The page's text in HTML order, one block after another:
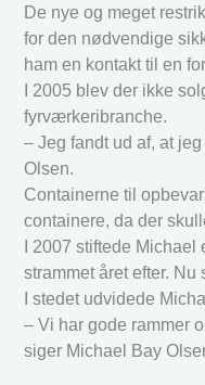
De nye og meget
for den nødvendige
ham en kontakt til en
I 2005 blev der ikke
fyrværkeribranche.
– Jeg fandt ud af, at
Olsen.
Containerne til
containere, da der
I 2007 stiftede
strammet året efter.
I stedet udvidede
– Vi har gode rammer
siger Michael Bay